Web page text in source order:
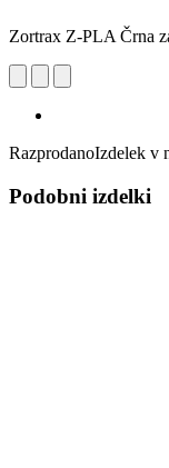
Zortrax Z-PLA Črna
RazprodanoIzdelek v
Podobni izdelki